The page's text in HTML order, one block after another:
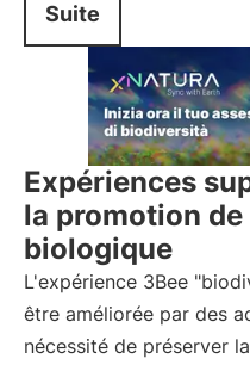
Suite
Expériences
la promotion
biologique
L'expérience 3Bee
être améliorée par des
nécessité de préserver